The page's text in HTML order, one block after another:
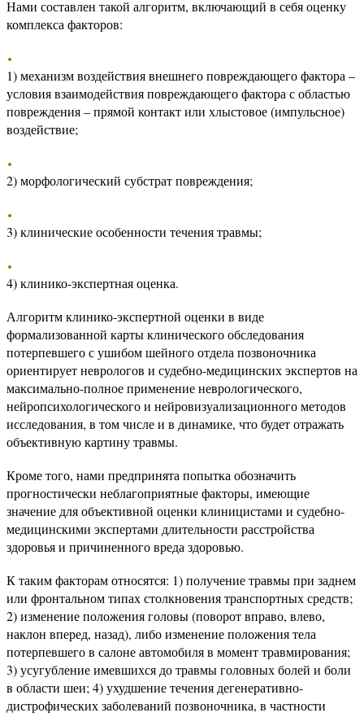
Нами составлен такой алгоритм, включающий в себя оценку
комплекса факторов:
1) механизм воздействия внешнего повреждающего фактора –
условия взаимодействия повреждающего фактора с областью
повреждения – прямой контакт или хлыстовое (импульсное)
воздействие;
2) морфологический субстрат повреждения;
3) клинические особенности течения травмы;
4) клинико-экспертная оценка.
Алгоритм клинико-экспертной оценки в виде
формализованной карты клинического обследования
потерпевшего с ушибом шейного отдела позвоночника
ориентирует неврологов и судебно-медицинских экспертов на
максимально-полное применение неврологического,
нейропсихологического и нейровизуализационного методов
исследования, в том числе и в динамике, что будет отражать
объективную картину травмы.
Кроме того, нами предпринята попытка обозначить
прогностически неблагоприятные факторы, имеющие
значение для объективной оценки клиницистами и судебно-
медицинскими экспертами длительности расстройства
здоровья и причиненного вреда здоровью.
К таким факторам относятся: 1) получение травмы при заднем
или фронтальном типах столкновения транспортных средств;
2) изменение положения головы (поворот вправо, влево,
наклон вперед, назад), либо изменение положения тела
потерпевшего в салоне автомобиля в момент травмирования;
3) усугубление имевшихся до травмы головных болей и боли
в области шеи; 4) ухудшение течения дегенеративно-
дистрофических заболеваний позвоночника, в частности